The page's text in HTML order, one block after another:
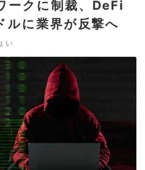
ークに制裁、DeFi
ルに業界が反撃へ
い